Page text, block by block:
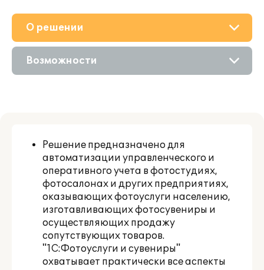
О решении
Приобретение
Партнерам
Возможности
Решение предназначено для
автоматизации управленческого и
оперативного учета в фотостудиях,
фотосалонах и других предприятиях,
оказывающих фотоуслуги населению,
изготавливающих фотосувениры и
осуществляющих продажу
сопутствующих товаров.
"1С:Фотоуслуги и сувениры"
охватывает практически все аспекты